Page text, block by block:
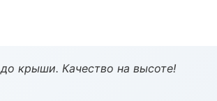
крыши. Качество на высоте!